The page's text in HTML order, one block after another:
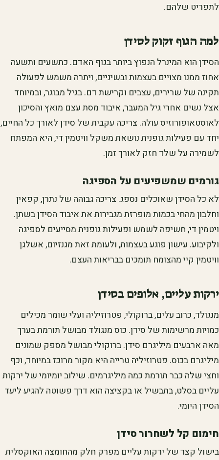
לתפריט שלהם.
למה הגוף זקוק לסידן
הסידן הוא המינרל הנפוץ ביותר בגוף האדם. כתשעים ותשעה
אחוז ממנו מצויים בעצמות ובשיניים, ויתרה משמש לפעולה
תקינה של שרירים, עצבים וקרישת דם. בגיל מבוגר, ובמיוחד
אצל נשים אחרי גיל המעבר, איבוד מסת עצם מואץ והסיכון
לאוסטאופורוזיס עולה. צריכה עקבית של סידן לאורך כל החיים,
יחד עם פעילות גופנית נושאת משקל וויטמין די, היא המפתח
לשמירה על שלד חזק לאורך זמן.
גורמים שמשפיעים על הספיגה
לא כל הסידן שאוכלים נספג. צריכה גבוהה של נתרן, קפאין
וחלבון מהחי בכמות מופרזת מגבירות את איבוד הסידן בשתן.
ויטמין די, חשיפה לשמש ופעילות גופנית מסייעים לספיגה
ולקיבוע. עישון פוגע בעצמות, ולעומת זאת מגנזיום, אשלגן
וויטמין קיי מהצומח תומכים בבריאות העצם.
ירקות עליים, אלופים בסידן
מנגולד, כרוב עלים, ברוקולי, פטרוזיליה ועלי שומר מכילים
כמויות מרשימות של סידן. כוס מנגולד מבושל תורמת בערך
מאה ארבעים מיליגרם סידן. ברוקולי מבושל מספק שמונים
מיליגרם בכוס. פטרוזיליה טרייה היא מקור מרוכז במיוחד, וכף
וחצי שלה כבר תורמת כמה מיליגרמים. שילוב יומיומי של ירקות
עליים בסלט, בתבשיל או בקציצה הוא דרך פשוטה להגיע ליעד
הסידן היומי.
חימום קל לשחרור סידן
בישול קצר של ירקות עליים מפרק חלק מהחומצה האוקסלית